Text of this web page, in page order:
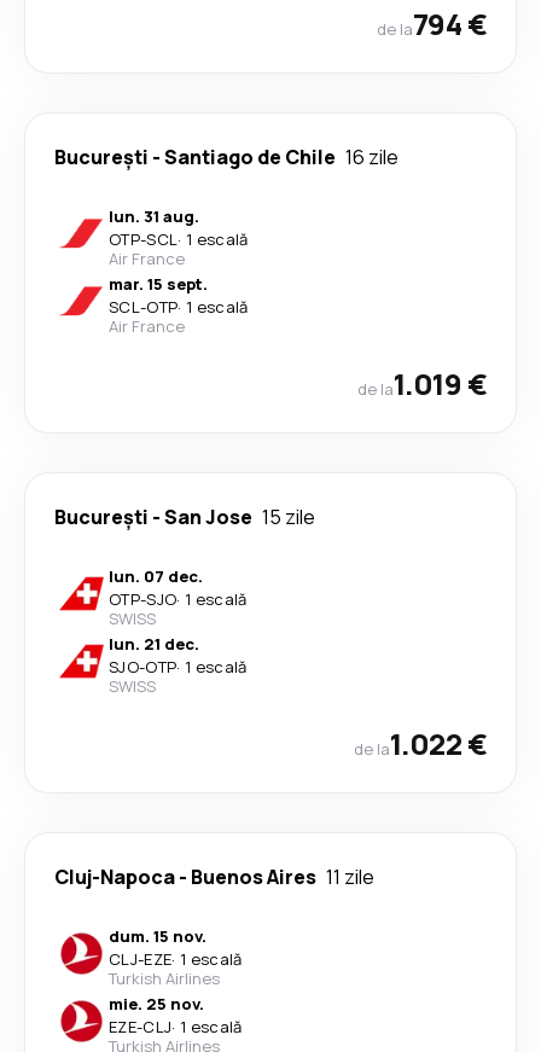
de la794 €
București -Santiago de Chile 16 zile
lun. 31 aug.
OTP-SCL· 1 escală
Air France
mar. 15 sept.
SCL-OTP· 1 escală
Air France
de la1.019 €
București -San Jose 15 zile
lun. 07 dec.
OTP-SJO· 1 escală
SWISS
lun. 21 dec.
SJO-OTP· 1 escală
SWISS
de la1.022 €
Cluj-Napoca- Buenos Aires 11 zile
dum. 15 nov.
CLJ-EZE· 1 escală
Turkish Airlines
mie. 25 nov.
EZE-CLJ· 1 escală
Turkish Airlines